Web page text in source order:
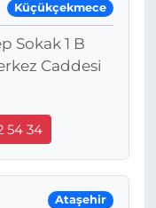
Küçükçekmece
Sokak 1 B
Caddesi
54 34
Ataşehir